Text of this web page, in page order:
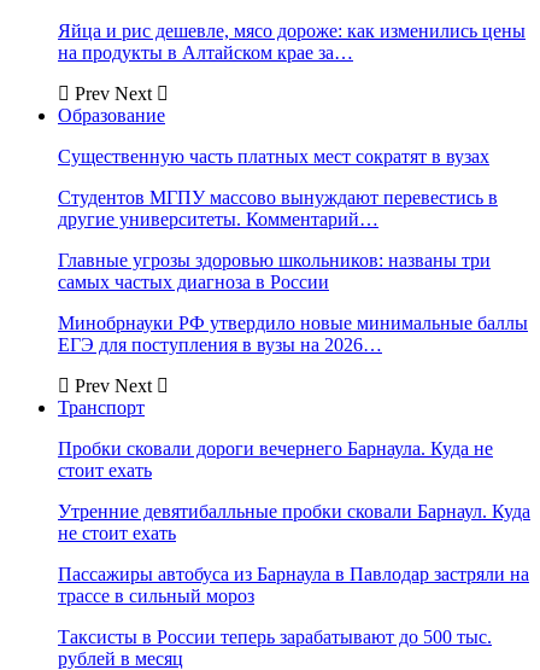
Яйца и рис дешевле, мясо дороже: как изменились цены
на продукты в Алтайском крае за…
Prev Next
Образование
Существенную часть платных мест сократят в вузах
Студентов МГПУ массово вынуждают перевестись в
другие университеты. Комментарий…
Главные угрозы здоровью школьников: названы три
самых частых диагноза в России
Минобрнауки РФ утвердило новые минимальные баллы
ЕГЭ для поступления в вузы на 2026…
Prev Next
Транспорт
Пробки сковали дороги вечернего Барнаула. Куда не
стоит ехать
Утренние девятибалльные пробки сковали Барнаул. Куда
не стоит ехать
Пассажиры автобуса из Барнаула в Павлодар застряли на
трассе в сильный мороз
Таксисты в России теперь зарабатывают до 500 тыс.
рублей в месяц